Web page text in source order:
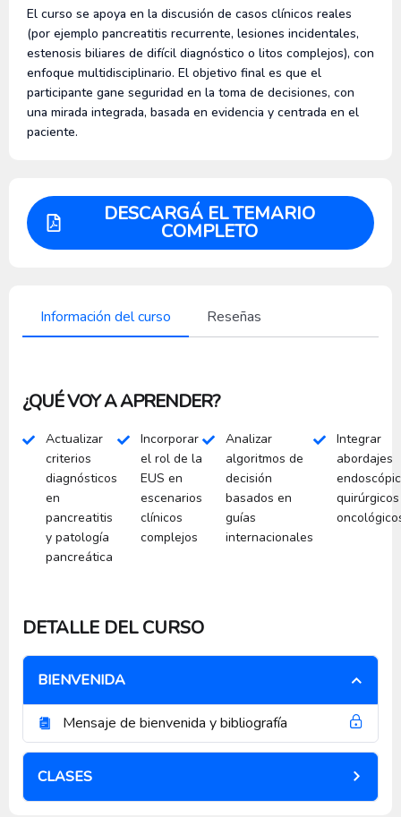
El curso se apoya en la discusión de casos clínicos reales
(por ejemplo pancreatitis recurrente, lesiones incidentales,
estenosis biliares de difícil diagnóstico o litos complejos), con
enfoque multidisciplinario. El objetivo final es que el
participante gane seguridad en la toma de decisiones, con
una mirada integrada, basada en evidencia y centrada en el
paciente.
DESCARGÁ EL TEMARIO
COMPLETO
Información del curso Reseñas
¿QUÉ VOY A APRENDER?
Actualizar
criterios
diagnósticos
en
pancreatitis
y patología
pancreática
Incorporar
el rol de la
EUS en
escenarios
clínicos
complejos
Analizar
algoritmos de
decisión
basados en
guías
internacionales
Integrar
abordajes
DETALLE DEL CURSO
BIENVENIDA
Mensaje de bienvenida y bibliografía
CLASES